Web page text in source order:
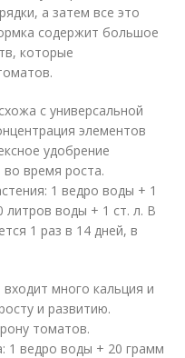
а затем все это
содержит большое
которые
с универсальной
элементов
удобрение
во время роста.
1 ведро воды + 1
литров воды + 1 ст. л. В
1 раз в 14 дней, в
много кальция и
и развитию.
томатов.
1 ведро воды + 20 грамм